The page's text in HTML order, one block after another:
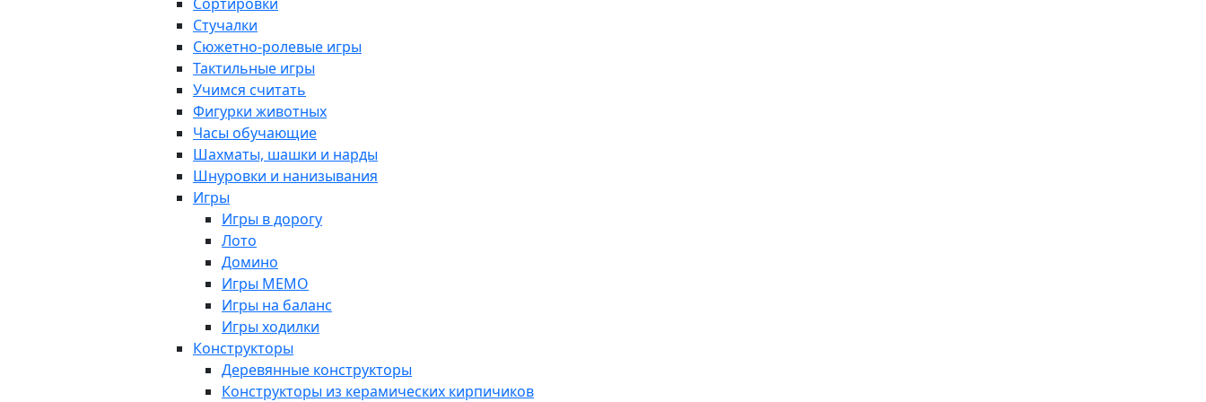
Стучалки
Сюжетно-ролевые игры
Тактильные игры
Учимся считать
Фигурки животных
Часы обучающие
Шахматы, шашки и нарды
Шнуровки и нанизывания
Игры
Игры в дорогу
Лото
Домино
Игры МЕМО
Игры на баланс
Игры ходилки
Конструкторы
Деревянные конструкторы
Конструкторы из керамических кирпичиков